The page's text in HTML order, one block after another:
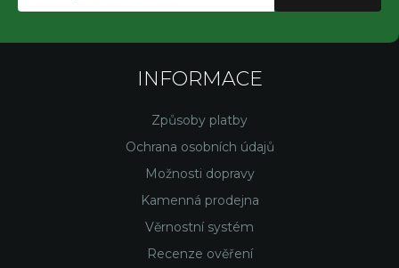
INFORMACE
Způsoby platby
Ochrana osobních údajů
Možnosti dopravy
Kamenná prodejna
Věrnostní systém
Recenze ověření